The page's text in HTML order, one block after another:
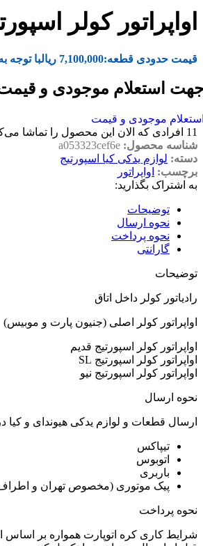
اواپراتور کولر
قیمت حدودی قطعه:7,100,000 ریالبا توجه
استعلام موجودی و قیمت
موجودی و قیمت
11 افرادی که الان این محصول را تماشا
شناسه محصول: a053323cef6e
دسته: لوازم یدکی کیا اسپورتیج
برچسب: اواپراتور
به اشتراک بگذارید:
توضیحات
نحوه ارسال
نحوه پرداخت
گارانتی
توضیحات
رادیاتور کولر داخل اتاق
اواپراتور کولر اصلی (جنیون پارت و موبیس)
اواپراتور کولر اسپورتیج قدیم
اواپراتور کولر اسپورتیج SL
اواپراتور کولر اسپورتیج نیو
نحوه ارسال
ارسال قطعات و لوازم یدکی هیوندای و
تیپاکس
اتوبوس
باربری
پیک موتوری (مخصوص تهران و
نحوه پرداخت
شرایط کاری کره اتوپارت همواره بر اساس